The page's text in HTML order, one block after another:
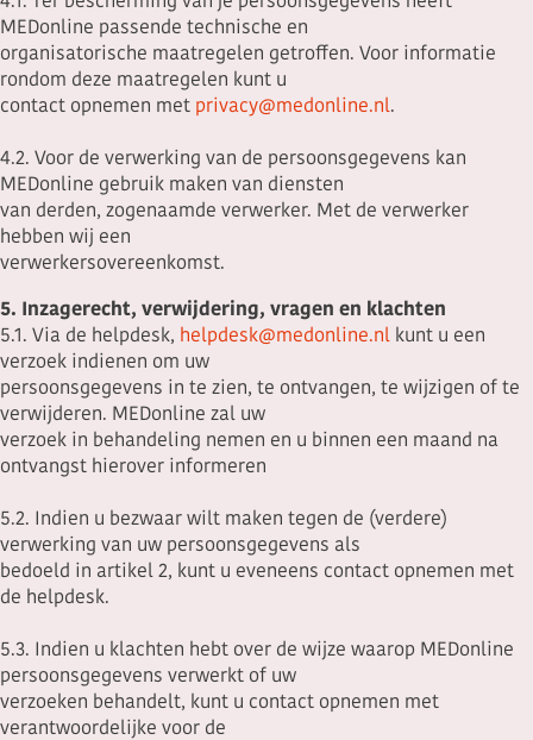
MEDonline passende technische en
organisatorische maatregelen getroffen. Voor informatie
rondom deze maatregelen kunt u
contact opnemen met privacy@medonline.nl.
4.2. Voor de verwerking van de persoonsgegevens kan
MEDonline gebruik maken van diensten
van derden, zogenaamde verwerker. Met de verwerker
hebben wij een
verwerkersovereenkomst.
5. Inzagerecht, verwijdering, vragen en klachten
5.1. Via de helpdesk, helpdesk@medonline.nl kunt u een
verzoek indienen om uw
persoonsgegevens in te zien, te ontvangen, te wijzigen of te
verwijderen. MEDonline zal uw
verzoek in behandeling nemen en u binnen een maand na
ontvangst hierover informeren
5.2. Indien u bezwaar wilt maken tegen de (verdere)
verwerking van uw persoonsgegevens als
bedoeld in artikel 2, kunt u eveneens contact opnemen met
de helpdesk.
5.3. Indien u klachten hebt over de wijze waarop MEDonline
persoonsgegevens verwerkt of uw
verzoeken behandelt, kunt u contact opnemen met
verantwoordelijke voor de